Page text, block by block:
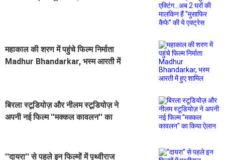
महाकाल की शरण में पहुंचे फिल्म निर्माता
Madhur Bhandarkar, भस्म आरती में
बिरला स्टूडियोज़ और नीलम स्टूडियोज़ ने
अपनी नई फिल्म ''मक्कल कावलन'' का
''दायरा'' से पहले इन फिल्मों में पृथ्वीराज